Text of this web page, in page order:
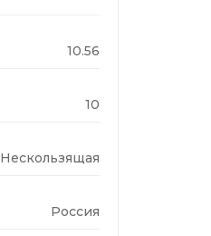
10.56
10
Нескользящая
Россия